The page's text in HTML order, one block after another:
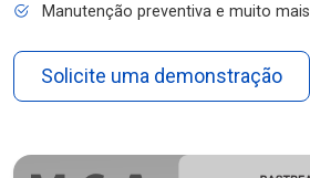
Manutenção preventiva e muito mais
Solicite uma demonstração